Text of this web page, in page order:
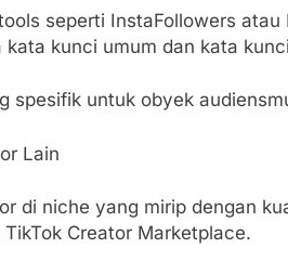
seperti InstaFollowers
kata kunci umum dan kata
spesifik untuk obyek
Lain
di niche yang mirip dengan
Creator Marketplace.